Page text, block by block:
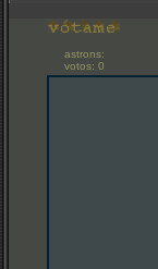
astrons:
votos: 0